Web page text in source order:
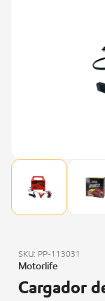
SKU: PP-113031
Motorlife
Cargador